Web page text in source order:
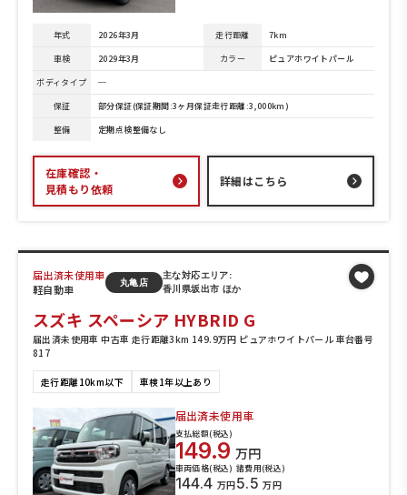
年式 2026年3月 走行距離
7km
車検
2029年3月 カラー
ピュアホワイトパール
ボディタイプ
─
保証
部分保証(保証期間:3ヶ月保証走行距離:3,000km)
整備
定期点検整備なし
在庫確認・
見積もり依頼
詳細はこちら
届出済未使用車
軽自動車
丸亀店
主な対応エリア:
香川県坂出市 ほか
スズキ スペーシア HYBRID G
届出済未使用車 中古車 走行距離3km 149.9万円 ピュアホワイトパール 車台番号
817
走行距離10km以下 車検1年以上あり
届出済未使用車
支払総額(税込)
149.9 万円
車両価格(税込)
144.4 万円
諸費用(税込)
5.5 万円